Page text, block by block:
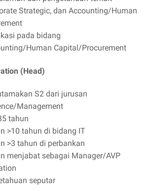
Strategic, dan Accounting/Human
pada bidang
Human Capital/Procurement
(Head)
S2 dari jurusan
Management
tahun
>10 tahun di bidang IT
>3 tahun di perbankan
menjabat sebagai Manager/AVP
seputar